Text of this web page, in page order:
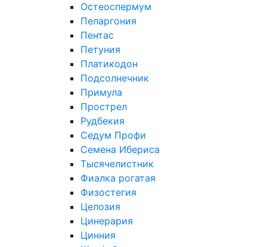
Остеоспермум
Пеларгония
Пентас
Петуния
Платикодон
Подсолнечник
Примула
Прострел
Рудбекия
Седум Профи
Семена Ибериса
Тысячелистник
Фиалка рогатая
Физостегия
Целозия
Цинерария
Цинния